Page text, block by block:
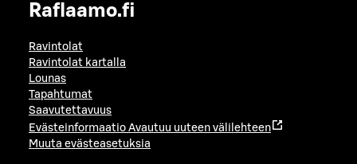
Raflaamo.fi
Ravintolat
Ravintolat kartalla
Lounas
Tapahtumat
Saavutettavuus
Evästeinformaatio Avautuu uuteen välilehteen
Muuta evästeasetuksia